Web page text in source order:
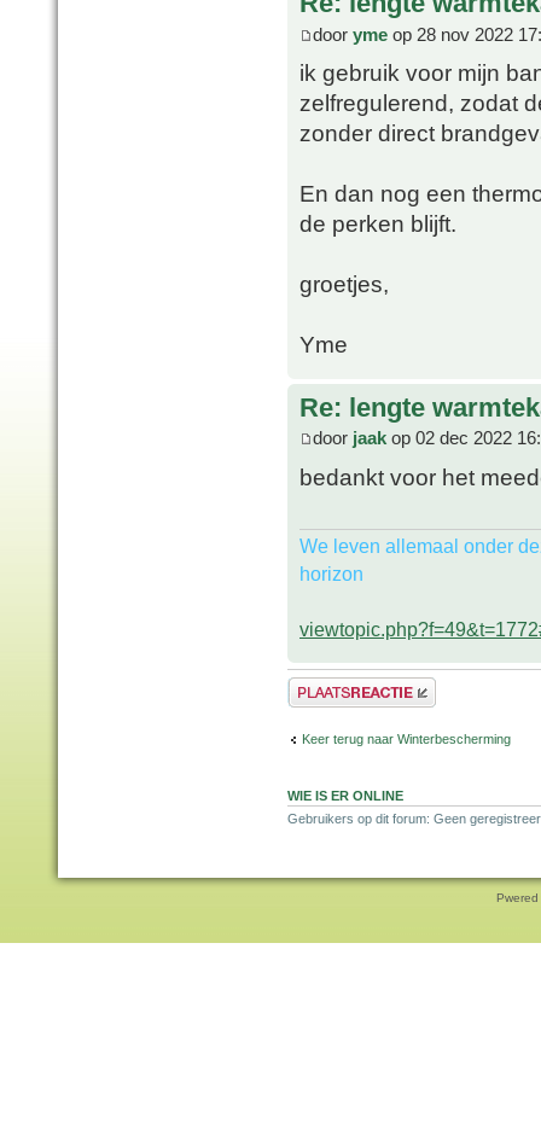
door yme op 28 nov 2022
ik gebruik voor mijn
zelfregulerend, zodat
zonder direct
En dan nog een
de perken blijft.
groetjes,
Yme
Re: lengte
door jaak op 02 dec 2022
bedankt voor het
We leven allemaal onder
horizon
Plaats een reactie
Keer terug naar Winterbescherming
WIE IS ER ONLINE
Gebruikers op dit forum: Geen